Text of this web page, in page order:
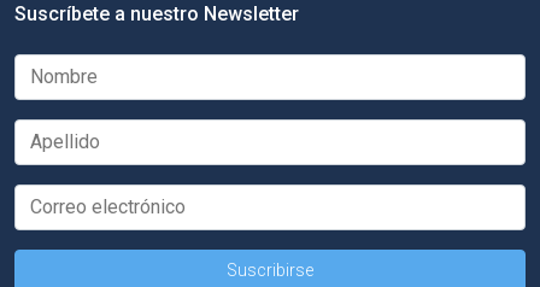
Suscríbete a nuestro Newsletter